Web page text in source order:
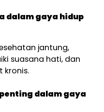
dalam gaya hidup
jantung,
suasana hati, dan
kronis.
dalam gaya